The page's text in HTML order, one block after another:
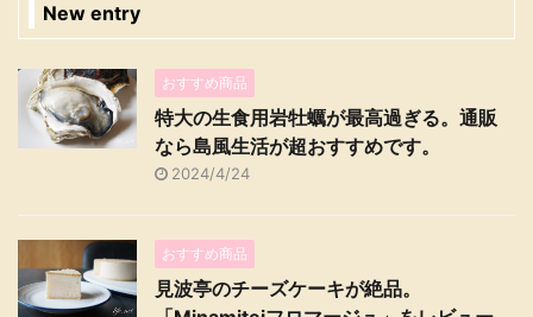
New entry
おすすめ商品
特大の生食用岩牡蠣が最高過ぎる。通販
なら島風生活が超おすすめです。
2024/4/24
おすすめ商品
見波亭のチーズケーキが絶品。